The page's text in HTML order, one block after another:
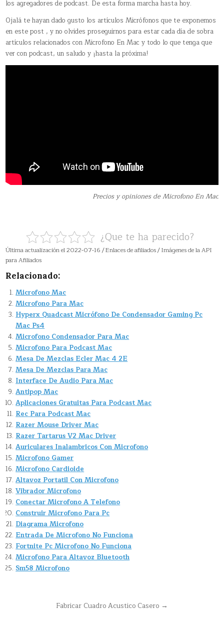
los agregadores de podcast. De esta forma marcha hasta hoy.
Ojalá te hayan dado gusto los artículos Micrófonos que te exponemos
en este post , y no olvides proseguirnos para estar cada día de sobra
artículos relacionados con Microfono En Mac y todo lo que tenga que
ver con podcast, un saludo y ¡hasta la próxima!
Precios y opiniones de Microfono En Mac
¿Que te ha parecido?
Última actualización el 2022-07-16 / Enlaces de afiliados / Imágenes de la API
para Afiliados
Relacionado:
Microfono Mac
Microfono Para Mac
Hyperx Quadcast Micrófono De Condensador Gaming Pc
Mac Ps4
Microfono Condensador Para Mac
Microfono Para Podcast Mac
Mesa De Mezclas Ecler Mac 4 2E
Mesa De Mezclas Para Mac
Interface De Audio Para Mac
Antipop Mac
Aplicaciones Gratuitas Para Podcast Mac
Rec Para Podcast Mac
Razer Mouse Driver Mac
Razer Tartarus V2 Mac Driver
Auriculares Inalambricos Con Microfono
Microfono Gamer
Microfono Cardioide
Altavoz Portatil Con Microfono
Vibrador Microfono
Conectar Microfono A Telefono
Construir Microfono Para Pc
Diagrama Microfono
Entrada De Microfono No Funciona
Fortnite Pc Microfono No Funciona
Microfono Para Altavoz Bluetooth
Sm58 Microfono
NavegaciónFabricar Cuadro Acustico Casero →